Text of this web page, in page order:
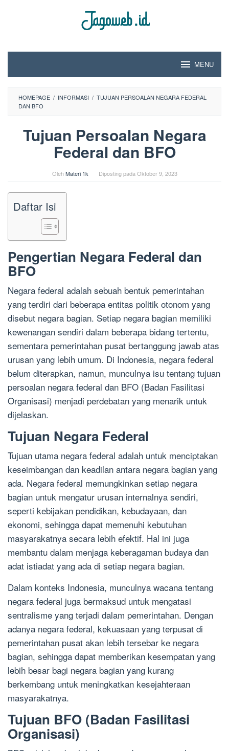
MENU
HOMEPAGE / INFORMASI / TUJUAN PERSOALAN NEGARA FEDERAL
DAN BFO
Tujuan Persoalan Negara
Federal dan BFO
OlehMateri 1k Diposting pada Oktober 9, 2023
Daftar Isi
Pengertian Negara Federal dan
BFO
Negara federal adalah sebuah bentuk pemerintahan
yang terdiri dari beberapa entitas politik otonom yang
disebut negara bagian. Setiap negara bagian memiliki
kewenangan sendiri dalam beberapa bidang tertentu,
sementara pemerintahan pusat bertanggung jawab atas
urusan yang lebih umum. Di Indonesia, negara federal
belum diterapkan, namun, munculnya isu tentang tujuan
persoalan negara federal dan BFO (Badan Fasilitasi
Organisasi) menjadi perdebatan yang menarik untuk
dijelaskan.
Tujuan Negara Federal
Tujuan utama negara federal adalah untuk menciptakan
keseimbangan dan keadilan antara negara bagian yang
ada. Negara federal memungkinkan setiap negara
bagian untuk mengatur urusan internalnya sendiri,
seperti kebijakan pendidikan, kebudayaan, dan
ekonomi, sehingga dapat memenuhi kebutuhan
masyarakatnya secara lebih efektif. Hal ini juga
membantu dalam menjaga keberagaman budaya dan
adat istiadat yang ada di setiap negara bagian.
Dalam konteks Indonesia, munculnya wacana tentang
negara federal juga bermaksud untuk mengatasi
sentralisme yang terjadi dalam pemerintahan. Dengan
adanya negara federal, kekuasaan yang terpusat di
pemerintahan pusat akan lebih tersebar ke negara
bagian, sehingga dapat memberikan kesempatan yang
lebih besar bagi negara bagian yang kurang
berkembang untuk meningkatkan kesejahteraan
masyarakatnya.
Tujuan BFO (Badan Fasilitasi
Organisasi)